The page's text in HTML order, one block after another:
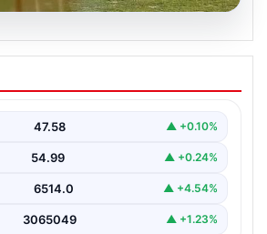
oldu! Maç sırasında
O futbolcu hayatını
47.58 ▲ +0.10%
54.99 ▲ +0.24%
6514.0 ▲ +4.54%
3065049 ▲ +1.23%